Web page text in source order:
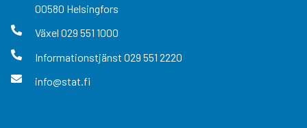
00580 Helsingfors
Växel 029 551 1000
Informationstjänst 029 551 2220
info@stat.fi